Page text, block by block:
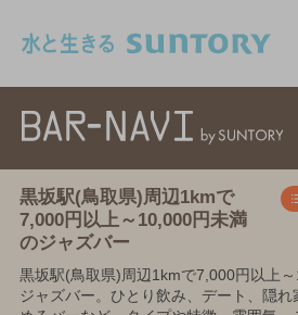
黒坂駅(鳥取県)周辺1kmで
7,000円以上～10,000円未満
のジャズバー
黒坂駅(鳥取県)周辺1kmで7,000円以上
ジャズバー。ひとり飲み、デート、隠